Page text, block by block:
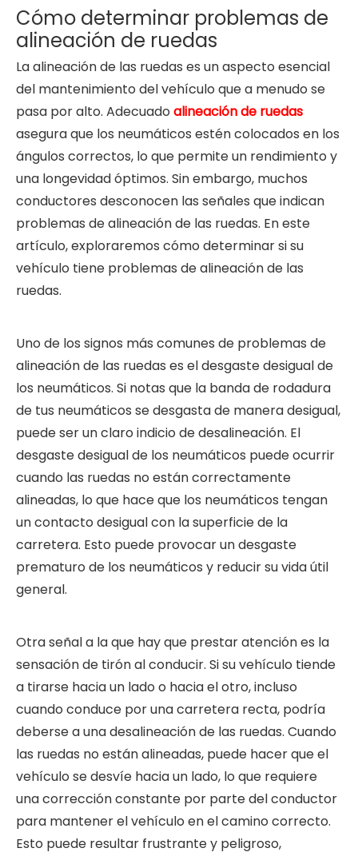
Cómo determinar problemas de
alineación de ruedas
La alineación de las ruedas es un aspecto esencial
del mantenimiento del vehículo que a menudo se
pasa por alto. Adecuado alineación de ruedas
asegura que los neumáticos estén colocados en los
ángulos correctos, lo que permite un rendimiento y
una longevidad óptimos. Sin embargo, muchos
conductores desconocen las señales que indican
problemas de alineación de las ruedas. En este
artículo, exploraremos cómo determinar si su
vehículo tiene problemas de alineación de las
ruedas.
Uno de los signos más comunes de problemas de
alineación de las ruedas es el desgaste desigual de
los neumáticos. Si notas que la banda de rodadura
de tus neumáticos se desgasta de manera desigual,
puede ser un claro indicio de desalineación. El
desgaste desigual de los neumáticos puede ocurrir
cuando las ruedas no están correctamente
alineadas, lo que hace que los neumáticos tengan
un contacto desigual con la superficie de la
carretera. Esto puede provocar un desgaste
prematuro de los neumáticos y reducir su vida útil
general.
Otra señal a la que hay que prestar atención es la
sensación de tirón al conducir. Si su vehículo tiende
a tirarse hacia un lado o hacia el otro, incluso
cuando conduce por una carretera recta, podría
deberse a una desalineación de las ruedas. Cuando
las ruedas no están alineadas, puede hacer que el
vehículo se desvíe hacia un lado, lo que requiere
una corrección constante por parte del conductor
para mantener el vehículo en el camino correcto.
Esto puede resultar frustrante y peligroso,